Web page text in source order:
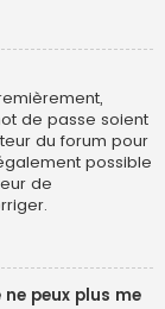
de passe soient
du forum pour
possible
de
peux plus me